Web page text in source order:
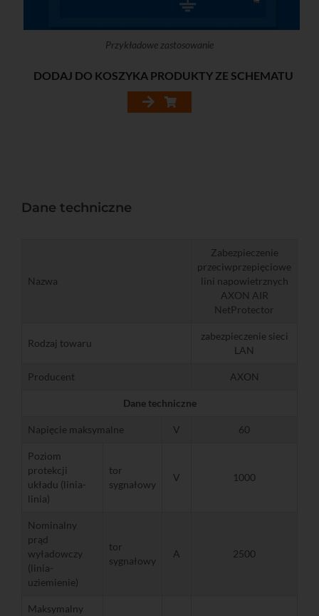
Przykładowe zastosowanie
DODAJ DO KOSZYKA PRODUKTY ZE SCHEMATU
Dane techniczne
Nazwa
Zabezpieczenie
przeciwprzepięciowe
lini napowietrznych
AXON AIR
NetProtector
Rodzaj towaru
zabezpieczenie sieci
LAN
Producent AXON
Dane techniczne
Napięcie maksymalne V 60
Poziom
protekcji
układu (linia-
linia)
tor
sygnałowy
V 1000
Nominalny
prąd
wyładowczy
(linia-
uziemienie)
tor
sygnałowy
A 2500
Maksymalny